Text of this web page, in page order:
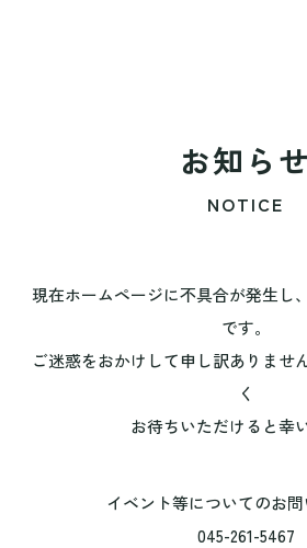
お知らせ
NOTICE
現在ホームページに不具合が発生し
です。
ご迷惑をおかけして申し訳ありませ
く
お待ちいただけると幸
イベント等についてのお
045-261-5467